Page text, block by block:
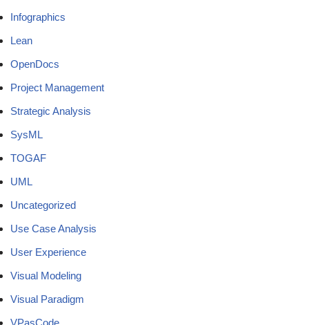
Infographics
Lean
OpenDocs
Project Management
Strategic Analysis
SysML
TOGAF
UML
Uncategorized
Use Case Analysis
User Experience
Visual Modeling
Visual Paradigm
VPasCode